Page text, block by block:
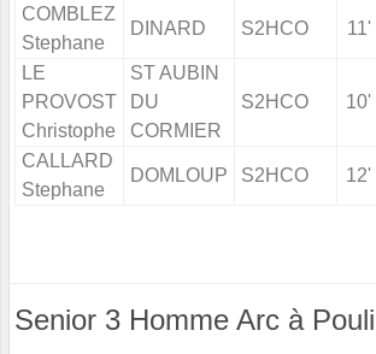
COMBLEZ
Stephane
DINARD S2HCO 11'
LE
PROVOST
Christophe
ST AUBIN
DU
CORMIER
S2HCO 10'
CALLARD
Stephane
DOMLOUP S2HCO 12'
Senior 3 Homme Arc à